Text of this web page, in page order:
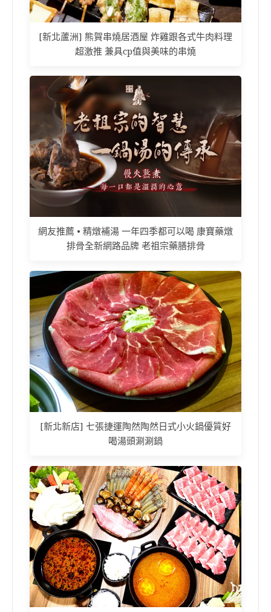
[新北蘆洲] 熊賀串燒居酒屋 炸雞跟各式牛肉料理
超激推 兼具cp值與美味的串燒
網友推薦 • 精燉補湯 一年四季都可以喝 康寶藥燉
排骨全新網路品牌 老祖宗藥膳排骨
[新北新店] 七張捷運陶然陶然日式小火鍋優質好
喝湯頭涮涮鍋